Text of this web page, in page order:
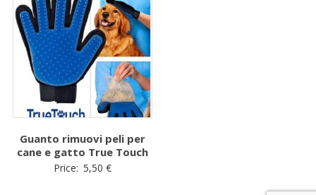
Guanto rimuovi peli per
cane e gatto True Touch
Price: 5,50 €